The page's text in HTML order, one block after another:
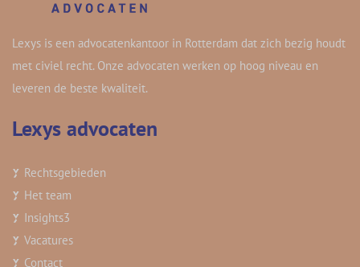
Lexys is een advocatenkantoor in Rotterdam dat zich bezig houdt
met civiel recht. Onze advocaten werken op hoog niveau en
leveren de beste kwaliteit.
Lexys advocaten
Rechtsgebieden
Het team
Insights3
Vacatures
Contact